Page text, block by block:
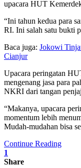
upacara HUT
“Ini tahun kedua para
RI. Ini salah satu bukti
Baca juga: Jokowi
Cianjur
Upacara peringatan
mengenang jasa para
NKRI dari tangan
“Makanya, upacara
momentum lebih
Mudah-mudahan bisa
Continue Reading
1
Share